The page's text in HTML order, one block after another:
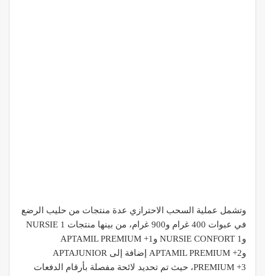
وتشمل عملية السحب الاحترازي عدة منتجات من حليب الرضع
في عبوات 400 غرام و900 غرام، من بينها منتجات NURSIE 1
وNURSIE CONFORT 1 وAPTAMIL PREMIUM +1
وAPTAMIL PREMIUM +2 إضافة إلى APTAJUNIOR
PREMIUM +3، حيث تم تحديد لائحة مفصلة بأرقام الدفعات